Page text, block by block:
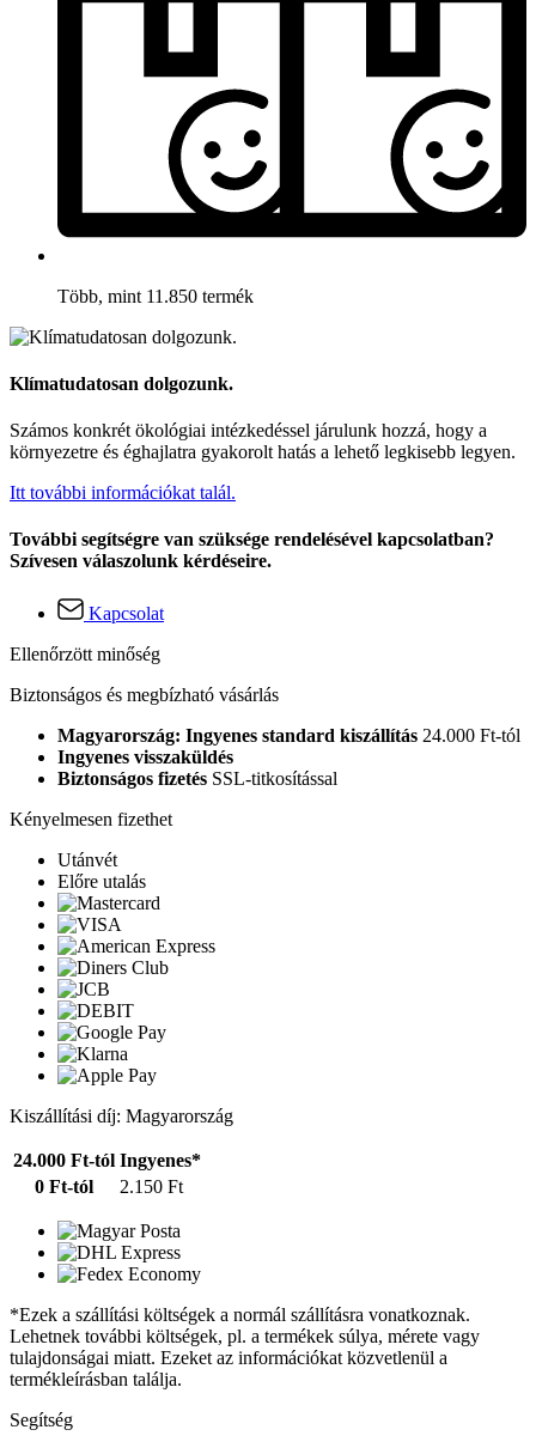
Több, mint 11.850 termék
Klímatudatosan dolgozunk.
Számos konkrét ökológiai intézkedéssel járulunk hozzá, hogy a
környezetre és éghajlatra gyakorolt hatás a lehető legkisebb legyen.
Itt további információkat talál.
További segítségre van szüksége rendelésével kapcsolatban?
Szívesen válaszolunk kérdéseire.
Kapcsolat
Ellenőrzött minőség
Biztonságos és megbízható vásárlás
Magyarország: Ingyenes standard kiszállítás 24.000 Ft-tól
Ingyenes visszaküldés
Biztonságos fizetés SSL-titkosítással
Kényelmesen fizethet
Utánvét
Előre utalás
Kiszállítási díj: Magyarország
24.000 Ft-tól Ingyenes*
0 Ft-tól
2.150 Ft
*Ezek a szállítási költségek a normál szállításra vonatkoznak.
Lehetnek további költségek, pl. a termékek súlya, mérete vagy
tulajdonságai miatt. Ezeket az információkat közvetlenül a
termékleírásban találja.
Segítség